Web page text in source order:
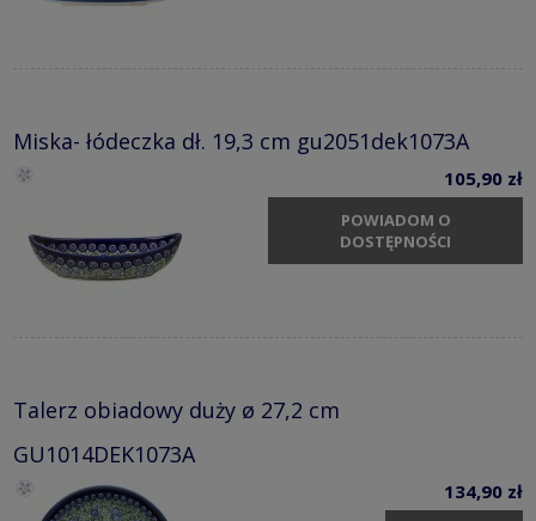
Miska- łódeczka dł. 19,3 cm gu2051dek1073A
105,90 zł
POWIADOM O
DOSTĘPNOŚCI
Talerz obiadowy duży ø 27,2 cm
GU1014DEK1073A
134,90 zł